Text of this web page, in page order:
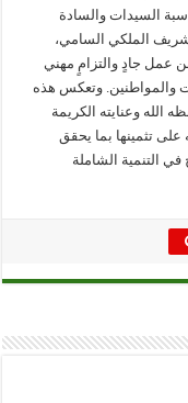
السيدات والسادة
الملكي السامي،
من عمل جادٍ والتزامٍ مهني
والمواطنين. وتعكس هذه
الله وعنايته الكريمة
على تثمينها بما يحقق
التنمية الشاملة